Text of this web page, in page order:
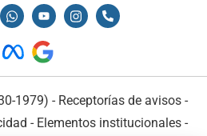
1979) - Receptorías de avisos -
- Elementos institucionales-